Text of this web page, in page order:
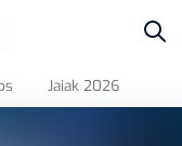
Jaiak 2026